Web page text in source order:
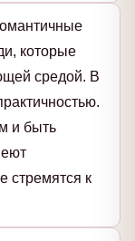
которые
средой. В
и быть
стремятся к